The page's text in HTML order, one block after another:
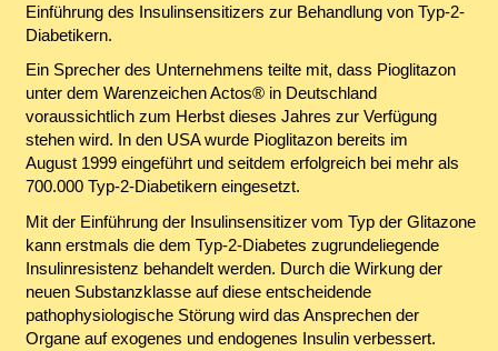
Einführung des Insulinsensitizers zur Behandlung von Typ-2-
Diabetikern.
Ein Sprecher des Unternehmens teilte mit, dass Pioglitazon
unter dem Warenzeichen Actos® in Deutschland
voraussichtlich zum Herbst dieses Jahres zur Verfügung
stehen wird. In den USA wurde Pioglitazon bereits im
August 1999 eingeführt und seitdem erfolgreich bei mehr als
700.000 Typ-2-Diabetikern eingesetzt.
Mit der Einführung der Insulinsensitizer vom Typ der Glitazone
kann erstmals die dem Typ-2-Diabetes zugrundeliegende
Insulinresistenz behandelt werden. Durch die Wirkung der
neuen Substanzklasse auf diese entscheidende
pathophysiologische Störung wird das Ansprechen der
Organe auf exogenes und endogenes Insulin verbessert.